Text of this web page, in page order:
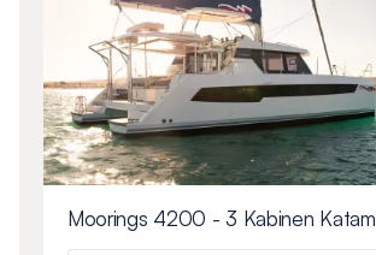
Moorings 4200 - 3 Kabinen